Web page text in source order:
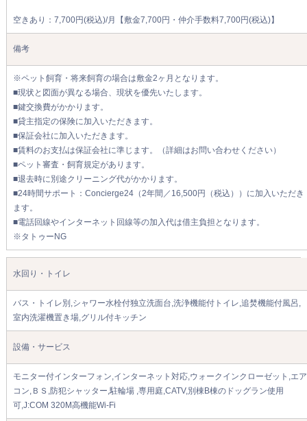
空きあり：7,700円(税込)/月【敷金7,700円・仲介手数料7,700円(税込)】
備考
※ペット飼育・将来飼育の場合は敷金2ヶ月となります。
■現状と図面が異なる場合、現状を優先いたします。
■鍵交換費がかかります。
■貸主指定の保険に加入いただきます。
■保証会社に加入いただきます。
■賃料のお支払は保証会社に準じます。（詳細はお問い合わせください）
■ペット審査・飼育規定があります。
■退去時に別途クリーニング代がかかります。
■24時間サポート：Concierge24（2年間／16,500円（税込））に加入いただき
ます。
■電話回線やインターネット回線等の加入代は借主負担となります。
※タトゥーNG
水回り・トイレ
バス・トイレ別,シャワー水栓付独立洗面台,洗浄機能付トイレ,追焚機能付風呂,
室内洗濯機置き場,グリル付キッチン
設備・サービス
モニター付インターフォン,インターネット対応,ウォークインクローゼット,エア
コン,ＢＳ,防犯シャッター,駐輪場 ,専用庭,CATV,別棟B棟のドッグラン使用
可,J:COM 320M高機能Wi-Fi